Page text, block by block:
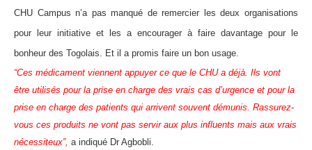
CHU Campus n’a pas manqué de remercier les deux organisations
pour leur initiative et les a encourager à faire davantage pour le
bonheur des Togolais. Et il a promis faire un bon usage.
“Ces médicament viennent appuyer ce que le CHU a déjà. Ils vont
être utilisés pour la prise en charge des vrais cas d’urgence et pour la
prise en charge des patients qui arrivent souvent démunis. Rassurez-
vous ces produits ne vont pas servir aux plus influents mais aux vrais
nécessiteux”, a indiqué Dr Agbobli.